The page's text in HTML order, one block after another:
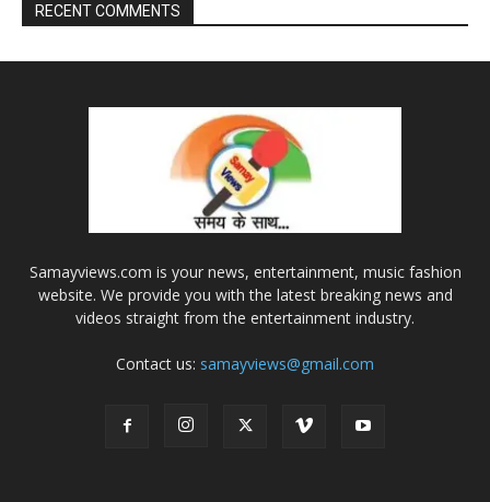
RECENT COMMENTS
Samayviews.com is your news, entertainment, music fashion
website. We provide you with the latest breaking news and
videos straight from the entertainment industry.
Contact us: samayviews@gmail.com